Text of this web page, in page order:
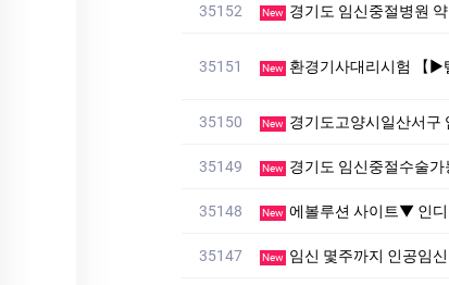
35152 New 경기도 임신중절병원
35151 New 환경기사대리시험 【▶텔레상담: km268 】【▶
35150 New 경기도고양시일산서구
35149 New 경기도 임신중절수술
35148 New 에볼루션 사이트▼ 인
35147 New 임신 몇주까지 인공임